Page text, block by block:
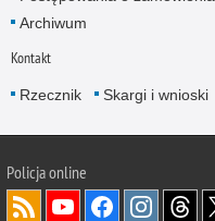
Archiwum
Kontakt
Rzecznik Skargi i wnioski
Policjaonline